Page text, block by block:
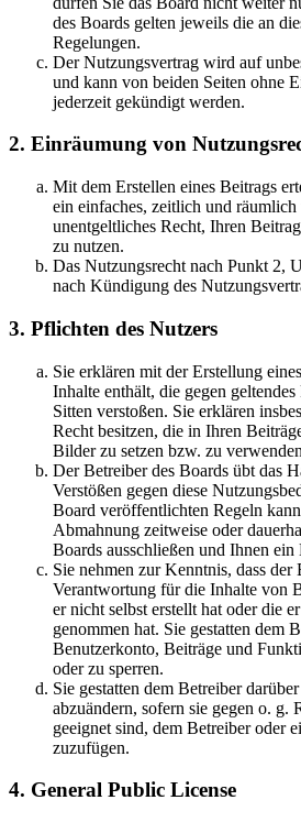
des Boards gelten jeweils die an
Regelungen.
Der Nutzungsvertrag wird auf
und kann von beiden Seiten ohne
jederzeit gekündigt werden.
2. Einräumung von
Mit dem Erstellen eines Beitrags
ein einfaches, zeitlich und räumlich
unentgeltliches Recht, Ihren
zu nutzen.
Das Nutzungsrecht nach Punkt 2,
nach Kündigung des
3. Pflichten des Nutzers
Sie erklären mit der Erstellung
Inhalte enthält, die gegen
Sitten verstoßen. Sie erklären
Recht besitzen, die in Ihren
Bilder zu setzen bzw. zu
Der Betreiber des Boards übt das
Verstößen gegen diese
Board veröffentlichten Regeln
Abmahnung zeitweise oder
Boards ausschließen und Ihnen ein
Sie nehmen zur Kenntnis, dass der
Verantwortung für die Inhalte von
er nicht selbst erstellt hat oder die
genommen hat. Sie gestatten dem
Benutzerkonto, Beiträge und
oder zu sperren.
Sie gestatten dem Betreiber
abzuändern, sofern sie gegen o. g.
geeignet sind, dem Betreiber oder
zuzufügen.
4. General Public License